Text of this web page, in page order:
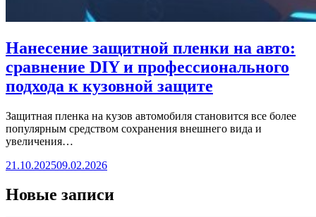
Нанесение защитной пленки на авто:
сравнение DIY и профессионального
подхода к кузовной защите
Защитная пленка на кузов автомобиля становится все более
популярным средством сохранения внешнего вида и
увеличения…
21.10.202509.02.2026
Новые записи